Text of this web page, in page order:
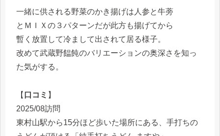
一緒に供される野菜のかき揚げは人参と牛蒡
とＭＩＸの３パターンだが此方も揚げてから
暫く放置して冷まして出されて居る様子。
改めて武蔵野饂飩のバリエーションの奥深さを知っ
た気がする。
【 口コミ 】
2025/08訪問
東村山駅から15分ほど歩いた場所にある、手打ちの